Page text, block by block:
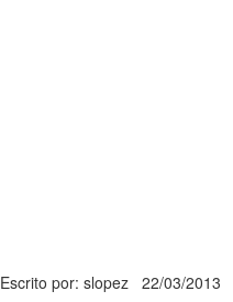
Escrito por: slopez 22/03/2013